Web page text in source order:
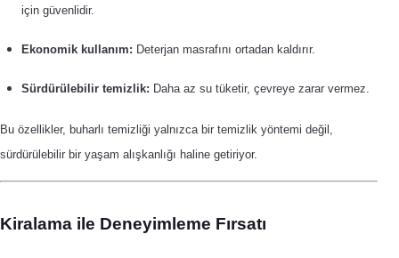
için güvenlidir.
Ekonomik kullanım: Deterjan masrafını ortadan kaldırır.
Sürdürülebilir temizlik: Daha az su tüketir, çevreye zarar vermez.
Bu özellikler, buharlı temizliği yalnızca bir temizlik yöntemi değil,
sürdürülebilir bir yaşam alışkanlığı haline getiriyor.
Kiralama ile Deneyimleme Fırsatı